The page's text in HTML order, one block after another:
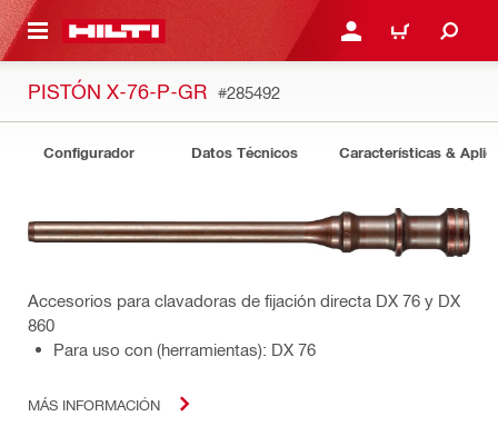
PRINCIPAL INICIE SESIÓN O
CARRITO
PISTÓN X-76-P-GR #285492
Configurador Datos Técnicos Características &
Accesorios para clavadoras de fijación directa DX 76 y DX
860
Para uso con (herramientas): DX 76
MÁS INFORMACIÓN